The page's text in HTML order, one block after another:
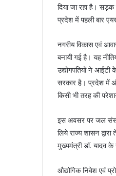
दिया जा रहा है। सड़क
प्रदेश में पहली बार
नगरीय विकास एवं
बनायी गई है। यह
उद्योगपतियों ने आईटी
सरकार है। प्रदेश में
किसी भी तरह की
इस अवसर पर जल
लिये राज्य शासन
मुख्यमंत्री डॉ. यादव के
औद्योगिक निवेश एवं